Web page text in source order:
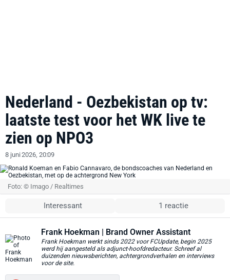
Nederland - Oezbekistan op tv:
laatste test voor het WK live te
zien op NPO3
8 juni 2026, 20:09
Foto: © Imago / Realtimes
Interessant 1 reactie
Frank Hoekman | Brand Owner Assistant
Frank Hoekman werkt sinds 2022 voor FCUpdate, begin 2025
werd hij aangesteld als adjunct-hoofdredacteur. Schreef al
duizenden nieuwsberichten, achtergrondverhalen en interviews
voor de site.